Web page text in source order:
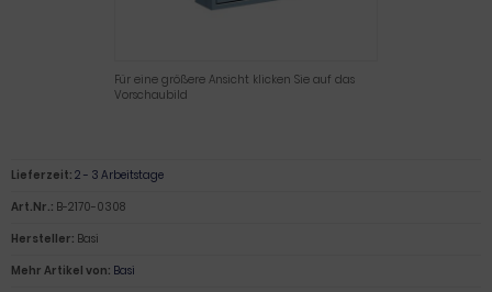
Für eine größere Ansicht klicken Sie auf das
Vorschaubild
Lieferzeit: 2 - 3 Arbeitstage
Art.Nr.: B-2170-0308
Hersteller: Basi
Mehr Artikel von: Basi